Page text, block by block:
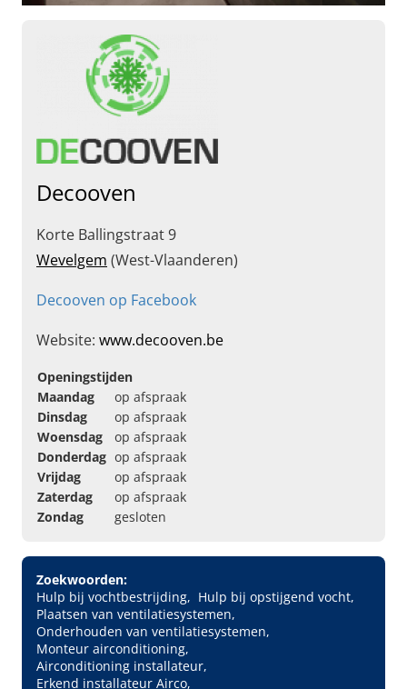
Decooven
Korte Ballingstraat 9
Wevelgem (West-Vlaanderen)
Decooven op Facebook
Website: www.decooven.be
Openingstijden
Maandag
op afspraak
Dinsdag
op afspraak
Woensdag
op afspraak
Donderdag op afspraak
Vrijdag
op afspraak
Zaterdag
op afspraak
Zondag
gesloten
Zoekwoorden:
Hulp bij vochtbestrijding
Hulp bij opstijgend vocht
Plaatsen van ventilatiesystemen
Onderhouden van ventilatiesystemen
Monteur airconditioning
Airconditioning installateur
Erkend installateur Airco